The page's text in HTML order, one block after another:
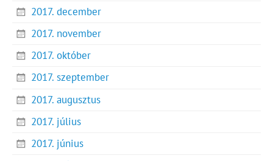
2017. december
2017. november
2017. október
2017. szeptember
2017. augusztus
2017. július
2017. június